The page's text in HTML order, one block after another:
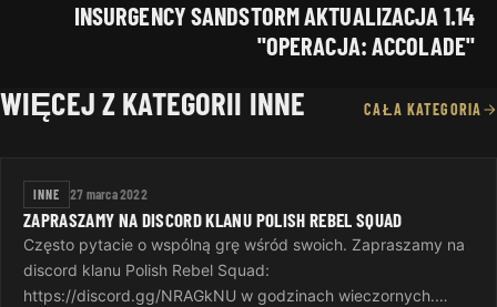
INSURGENCY SANDSTORM AKTUALIZACJA 1.14
"OPERACJA: ACCOLADE"
WIĘCEJ Z KATEGORII INNE CAŁA KATEGORIA
INNE 27 marca 2022
ZAPRASZAMY NA DISCORD KLANU POLISH REBEL SQUAD
Często pytacie o wspólną grę wśród swoich. Zapraszamy na
discord klanu Polish Rebel Squad:
https://discord.gg/NRAGkNU w godzinach wieczornych.